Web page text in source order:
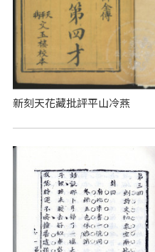
新刻天花藏批評平山冷燕